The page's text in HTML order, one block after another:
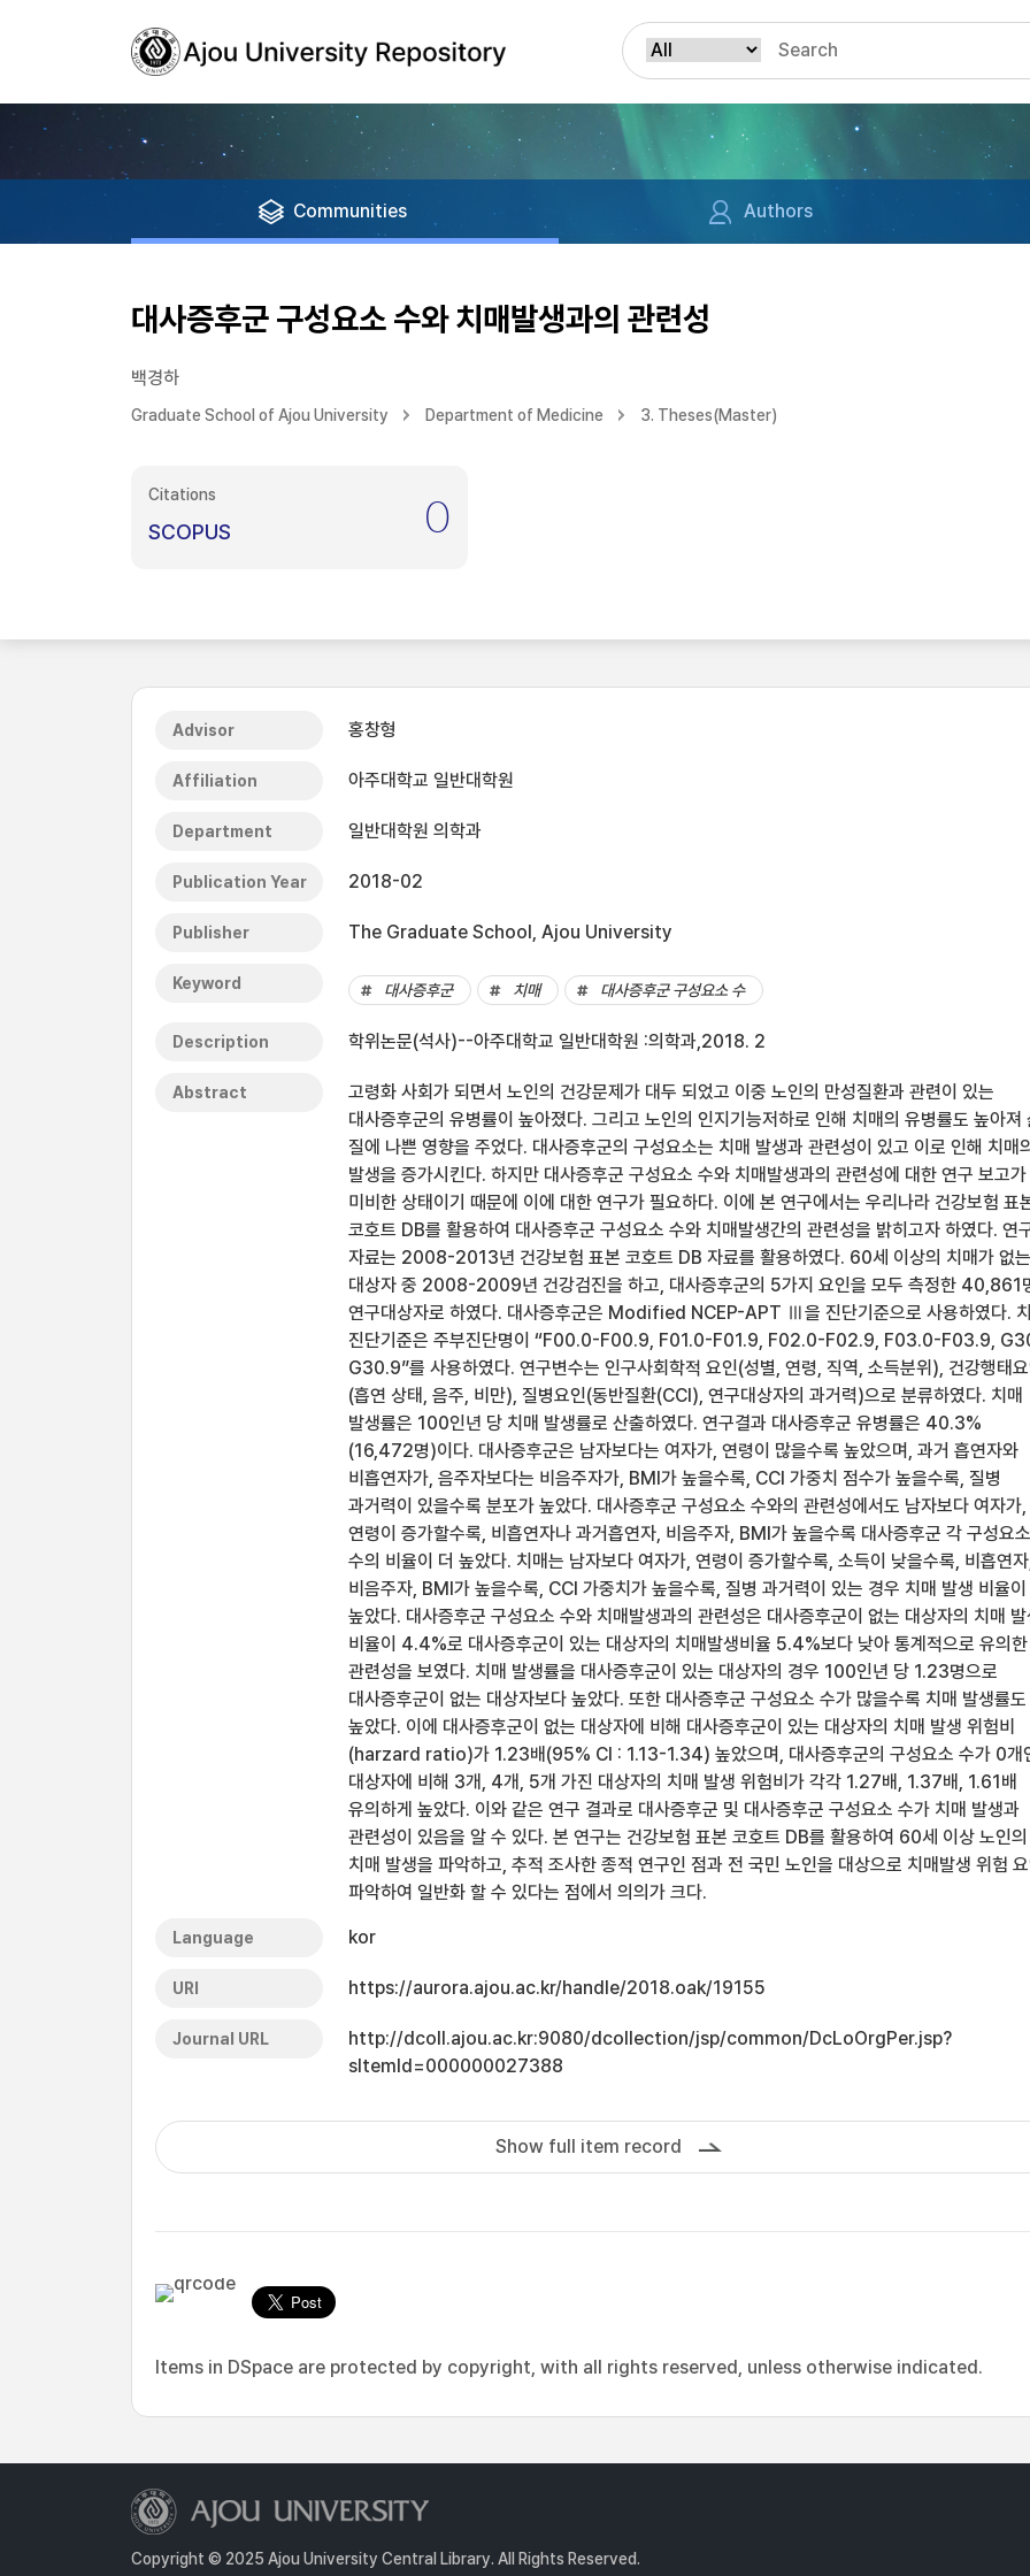
Communities Authors
대사증후군 구성요소 수와 치매발생과의 관련성
백경하
Graduate School of Ajou University Department of Medicine 3. Theses(Master)
Citations
SCOPUS 0
Advisor 홍창형
Affiliation 아주대학교 일반대학원
Department 일반대학원 의학과
Publication Year 2018-02
Publisher The Graduate School, Ajou University
Keyword 대사증후군 치매 대사증후군 구성요소 수
Description 학위논문(석사)--아주대학교 일반대학원 :의학과,2018. 2
Abstract
고령화 사회가 되면서 노인의 건강문제가 대두 되었고 이중 노인의 만성질환과 관련이 있는
대사증후군의 유병률이 높아졌다. 그리고 노인의 인지기능저하로 인해 치매의 유병률도 높아져
질에 나쁜 영향을 주었다. 대사증후군의 구성요소는 치매 발생과 관련성이 있고 이로 인해 치매의
발생을 증가시킨다. 하지만 대사증후군 구성요소 수와 치매발생과의 관련성에 대한 연구 보고가
미비한 상태이기 때문에 이에 대한 연구가 필요하다. 이에 본 연구에서는 우리나라 건강보험 표
코호트 DB를 활용하여 대사증후군 구성요소 수와 치매발생간의 관련성을 밝히고자 하였다. 연
자료는 2008-2013년 건강보험 표본 코호트 DB 자료를 활용하였다. 60세 이상의 치매가 없는
대상자 중 2008-2009년 건강검진을 하고, 대사증후군의 5가지 요인을 모두 측정한 40,861
연구대상자로 하였다. 대사증후군은 Modified NCEP-APT Ⅲ을 진단기준으로 사용하였다.
진단기준은 주부진단명이 “F00.0-F00.9, F01.0-F01.9, F02.0-F02.9, F03.0-F03.9,
G30.9”를 사용하였다. 연구변수는 인구사회학적 요인(성별, 연령, 직역, 소득분위), 건강행태
(흡연 상태, 음주, 비만), 질병요인(동반질환(CCI), 연구대상자의 과거력)으로 분류하였다. 치매
발생률은 100인년 당 치매 발생률로 산출하였다. 연구결과 대사증후군 유병률은 40.3%
(16,472명)이다. 대사증후군은 남자보다는 여자가, 연령이 많을수록 높았으며, 과거 흡연자와
비흡연자가, 음주자보다는 비음주자가, BMI가 높을수록, CCI 가중치 점수가 높을수록, 질병
과거력이 있을수록 분포가 높았다. 대사증후군 구성요소 수와의 관련성에서도 남자보다 여자가,
연령이 증가할수록, 비흡연자나 과거흡연자, 비음주자, BMI가 높을수록 대사증후군 각 구성요소
수의 비율이 더 높았다. 치매는 남자보다 여자가, 연령이 증가할수록, 소득이 낮을수록, 비흡연
비음주자, BMI가 높을수록, CCI 가중치가 높을수록, 질병 과거력이 있는 경우 치매 발생 비율이
높았다. 대사증후군 구성요소 수와 치매발생과의 관련성은 대사증후군이 없는 대상자의 치매 발
비율이 4.4%로 대사증후군이 있는 대상자의 치매발생비율 5.4%보다 낮아 통계적으로 유의한
관련성을 보였다. 치매 발생률을 대사증후군이 있는 대상자의 경우 100인년 당 1.23명으로
대사증후군이 없는 대상자보다 높았다. 또한 대사증후군 구성요소 수가 많을수록 치매 발생률도
높았다. 이에 대사증후군이 없는 대상자에 비해 대사증후군이 있는 대상자의 치매 발생 위험비
(harzard ratio)가 1.23배(95% CI : 1.13-1.34) 높았으며, 대사증후군의 구성요소 수가 0개
대상자에 비해 3개, 4개, 5개 가진 대상자의 치매 발생 위험비가 각각 1.27배, 1.37배, 1.61배
유의하게 높았다. 이와 같은 연구 결과로 대사증후군 및 대사증후군 구성요소 수가 치매 발생과
관련성이 있음을 알 수 있다. 본 연구는 건강보험 표본 코호트 DB를 활용하여 60세 이상 노인의
치매 발생을 파악하고, 추적 조사한 종적 연구인 점과 전 국민 노인을 대상으로 치매발생 위험
파악하여 일반화 할 수 있다는 점에서 의의가 크다.
Language kor
URI https://aurora.ajou.ac.kr/handle/2018.oak/19155
Journal URL
http://dcoll.ajou.ac.kr:9080/dcollection/jsp/common/DcLoOrgPer.jsp?
sItemId=000000027388
Show full item record
Items in DSpace are protected by copyright, with all rights reserved, unless otherwise indicated.
Copyright © 2025 Ajou University Central Library. All Rights Reserved.